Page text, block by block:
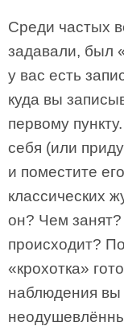
Среди частых
задавали, был
у вас есть
куда вы
первому
себя (или
и поместите
классических
он? Чем занят?
происходит?
«крохотка»
наблюдения